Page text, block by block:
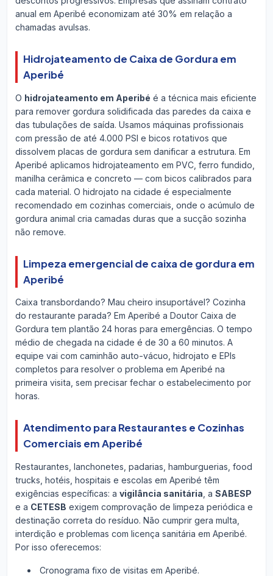
anual em Aperibé economizam até 30% em relação a
chamadas avulsas.
Hidrojateamento de Caixa de Gordura em
Aperibé
O hidrojateamento em Aperibé é a técnica mais eficiente
para remover gordura solidificada das paredes da caixa e
das tubulações de saída. Usamos máquinas profissionais
com pressão de até 4.000 PSI e bicos rotativos que
dissolvem placas de gordura sem danificar a estrutura. Em
Aperibé aplicamos hidrojateamento em PVC, ferro fundido,
manilha cerâmica e concreto — com bicos calibrados para
cada material. O hidrojato na cidade é especialmente
recomendado em cozinhas comerciais, onde o acúmulo de
gordura animal cria camadas duras que a sucção sozinha
não remove.
Limpeza emergencial de caixa de gordura em
Aperibé
Caixa transbordando? Mau cheiro insuportável? Cozinha
do restaurante parada? Em Aperibé a Doutor Caixa de
Gordura tem plantão 24 horas para emergências. O tempo
médio de chegada na cidade é de 30 a 60 minutos. A
equipe vai com caminhão auto-vácuo, hidrojato e EPIs
completos para resolver o problema em Aperibé na
primeira visita, sem precisar fechar o estabelecimento por
horas.
Atendimento para Restaurantes e Cozinhas
Comerciais em Aperibé
Restaurantes, lanchonetes, padarias, hamburguerias, food
trucks, hotéis, hospitais e escolas em Aperibé têm
exigências específicas: a vigilância sanitária , a SABESP
e a CETESB exigem comprovação de limpeza periódica e
destinação correta do resíduo. Não cumprir gera multa,
interdição e problemas com licença sanitária em Aperibé.
Por isso oferecemos:
Cronograma fixo de visitas em Aperibé.